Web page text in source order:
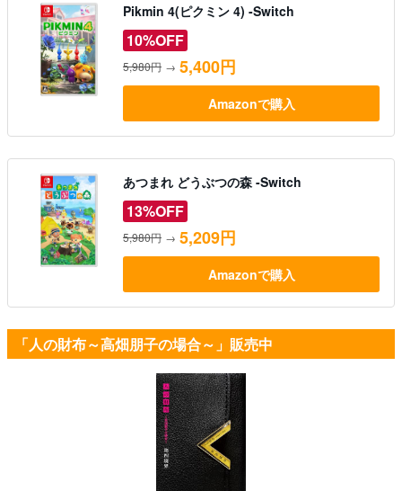
Pikmin 4(ピクミン 4) -Switch
10%OFF
5,980円 → 5,400円
Amazonで購入
あつまれ どうぶつの森 -Switch
13%OFF
5,980円 → 5,209円
Amazonで購入
「人の財布～高畑朋子の場合～」販売中